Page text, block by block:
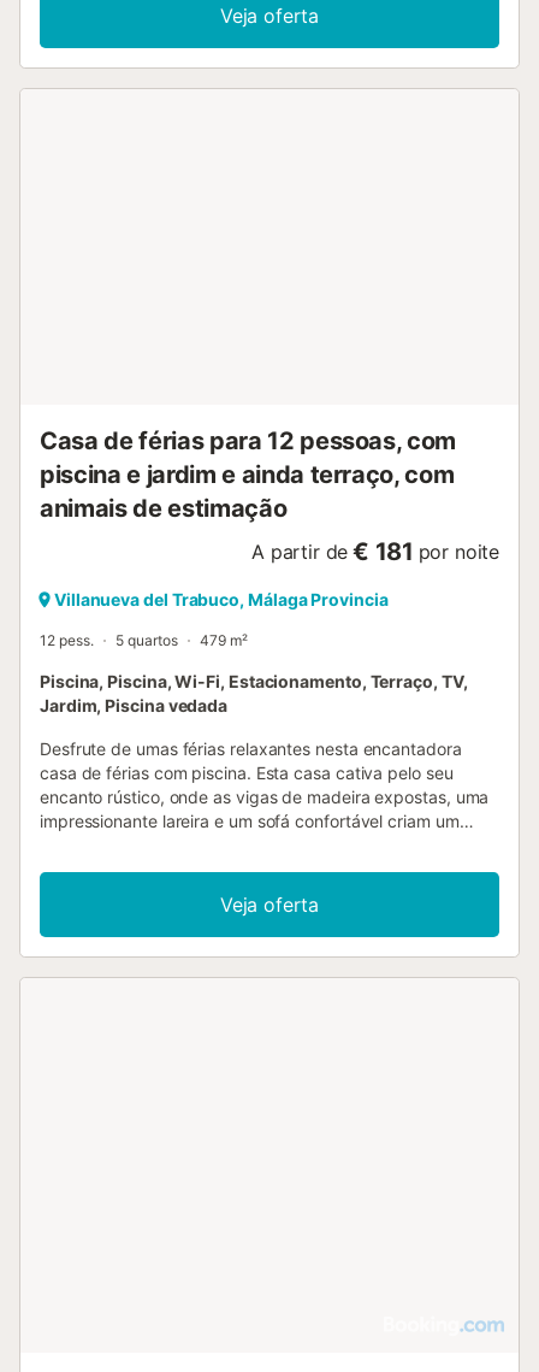
Veja oferta
Casa de férias para 12 pessoas, com
piscina e jardim e ainda terraço, com
animais de estimação
A partir de € 181 por noite
Villanueva del Trabuco, Málaga Provincia
12 pess. 5 quartos 479 m²
Piscina, Piscina, Wi-Fi, Estacionamento, Terraço, TV,
Jardim, Piscina vedada
Desfrute de umas férias relaxantes nesta encantadora
casa de férias com piscina. Esta casa cativa pelo seu
encanto rústico, onde as vigas de madeira expostas, uma
impressionante lareira e um sofá confortável criam um
de café, jogue uma partida de cartas com as crianças ou
veja a última série em streaming. Saia com o seu café
matinal e desfrute do esplendor das flores e da sombra
das árvores do jardim. Mergulhe na piscina para um
Veja oferta